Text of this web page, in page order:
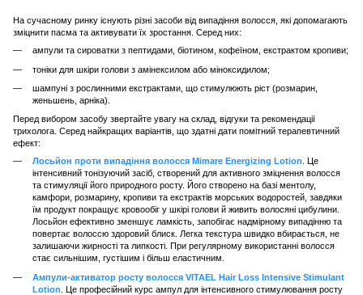
На сучасному ринку існують різні засоби від випадіння волосся, які допомагають
зміцнити пасма та активувати їх зростання. Серед них:
ампули та сироватки з пептидами, біотином, кофеїном, екстрактом кропиви;
тоніки для шкіри голови з амінексилом або міноксидилом;
шампуні з рослинними екстрактами, що стимулюють ріст (розмарин,
женьшень, арніка).
Перед вибором засобу звертайте увагу на склад, відгуки та рекомендації
трихолога. Серед найкращих варіантів, що здатні дати помітний терапевтичний
ефект:
Лосьйон проти випадіння волосся Mimare Energizing Lotion . Це
інтенсивний тонізуючий засіб, створений для активного зміцнення волосся
та стимуляції його природного росту. Його створено на базі ментолу,
камфори, розмарину, кропиви та екстрактів морських водоростей, завдяки
їм продукт покращує кровообіг у шкірі голови й живить волосяні цибулини.
Лосьйон ефективно зменшує ламкість, запобігає надмірному випадінню та
повертає волоссю здоровий блиск. Легка текстура швидко вбирається, не
залишаючи жирності та липкості. При регулярному використанні волосся
стає сильнішим, густішим і більш еластичним.
Ампули-активатор росту волосся VITAEL Hair Loss Intensive Stimulant
Lotion . Це професійний курс ампул для інтенсивного стимулювання росту